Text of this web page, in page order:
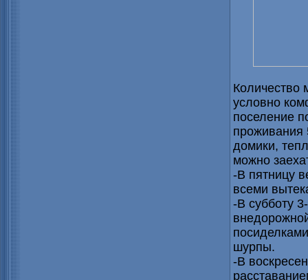
Количество
условно
поселение
проживания
домики,
можно
-В пятницу
всеми
-В субботу
шурпы.
-В